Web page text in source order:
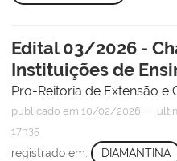
Edital 03/2026 -
Instituições de
Pro-Reitoria de Extensão
publicado em 10/02/2026 —
17h35
registrado em: DIAMANTINA